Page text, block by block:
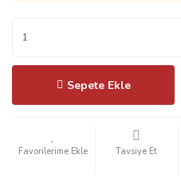
Sepete Ekle
Tavsiye Et